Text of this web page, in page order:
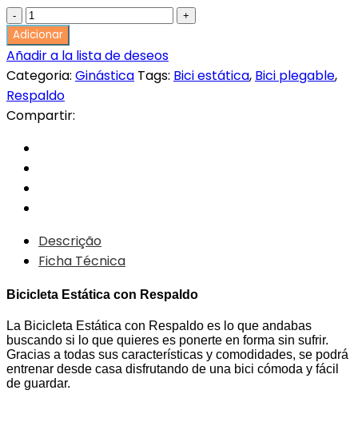
era:
311,00€.
é:
219,00€.
Bicicleta
Estática
con
Respaldo
quantity
Adicionar
Añadir a la lista de deseos
Categoria: Ginástica Tags: Bici estática, Bici plegable,
Respaldo
Compartir:
Descrição
Ficha Técnica
Bicicleta Estática con Respaldo
La Bicicleta Estática con Respaldo es lo que andabas
buscando si lo que quieres es ponerte en forma sin sufrir.
Gracias a todas sus características y comodidades, se podrá
entrenar desde casa disfrutando de una bici cómoda y fácil
de guardar.